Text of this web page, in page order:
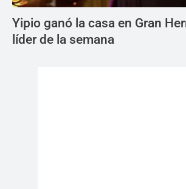
Yipio ganó la casa en Gran
líder de la semana